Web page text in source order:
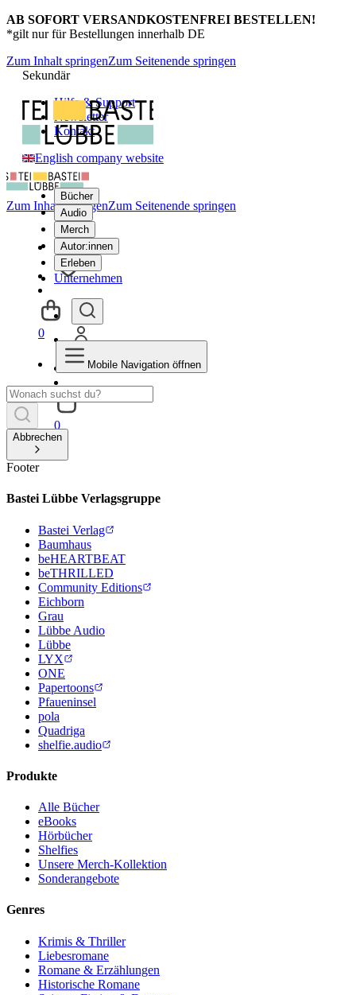
AB SOFORT VERSANDKOSTENFREI BESTELLEN!
*gilt nur für Bestellungen innerhalb DE
Zum Inhalt springenZum Seitenende springen
Sekundär
Hilfe & Support
Newsletter
Kontakt
English company website
Bücher
Audio
Merch
Autor:innen
Erleben
Unternehmen
0
Zum Inhalt springenZum Seitenende springen
0
Mobile Navigation öffnen
Abbrechen
Footer
Bastei Lübbe Verlagsgruppe
Bastei Verlag
Baumhaus
beHEARTBEAT
beTHRILLED
Community Editions
Eichborn
Grau
Lübbe Audio
Lübbe
LYX
ONE
Papertoons
Pfaueninsel
pola
Quadriga
shelfie.audio
Produkte
Alle Bücher
eBooks
Hörbücher
Shelfies
Unsere Merch-Kollektion
Sonderangebote
Genres
Krimis & Thriller
Liebesromane
Romane & Erzählungen
Historische Romane